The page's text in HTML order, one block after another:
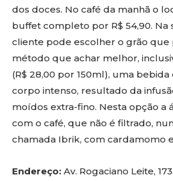
dos doces. No café da manhã o
buffet completo por R$ 54,90. Na
cliente pode escolher o grão que
método que achar melhor,
(R$ 28,00 por 150ml), uma bebida
corpo intenso, resultado da
moídos extra-fino. Nesta opção a
com o café, que não é filtrado,
chamada Ibrik, com cardamomo
Endereço: Av. Rogaciano Leite,